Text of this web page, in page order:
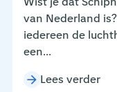
van Nederland
iedereen de
een...
Lees verder